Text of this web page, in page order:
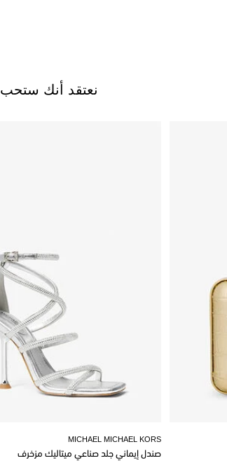
نعتقد أنك ستحب
MICHAEL MICHAEL KORS
صندل إيماني جلد صناعي ميتاليك مزخرف